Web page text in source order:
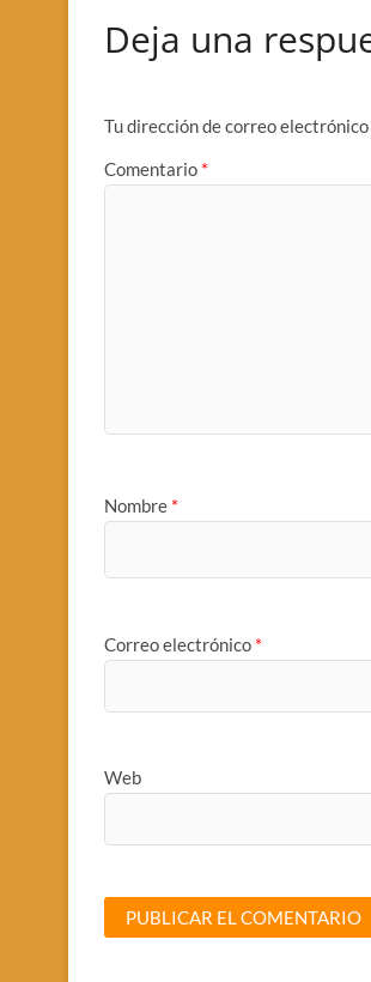
Deja una
Tu dirección de correo
Comentario *
Nombre *
Correo electrónico *
Web